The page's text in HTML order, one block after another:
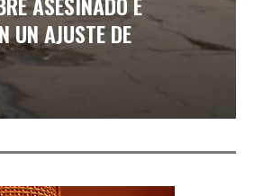
UN AJUSTE DE